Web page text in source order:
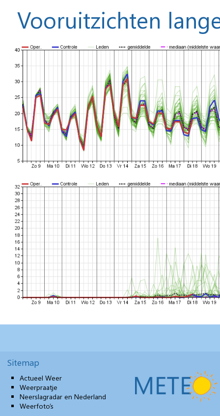
Vooruitzichten
Sitemap
Actueel Weer
Weerpraatje
Neerslagradar en Nederland
Weerfoto’s